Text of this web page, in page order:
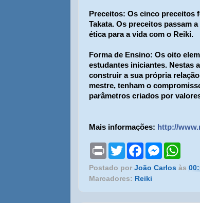
Preceitos: Os cinco preceitos
Takata. Os preceitos passam
ética para a vida com o Reiki.
Forma de Ensino: Os oito
estudantes iniciantes. Nestas
construir a sua própria
mestre, tenham o
parâmetros criados por
Mais informações: http://
P
n
t
T
w
t
t
F
e
b
M
s
t
Postado por João Carlos às
Marcadores: Reiki